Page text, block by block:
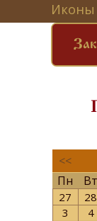
Иконы
<<
Пн
Вт
27 28
3
4